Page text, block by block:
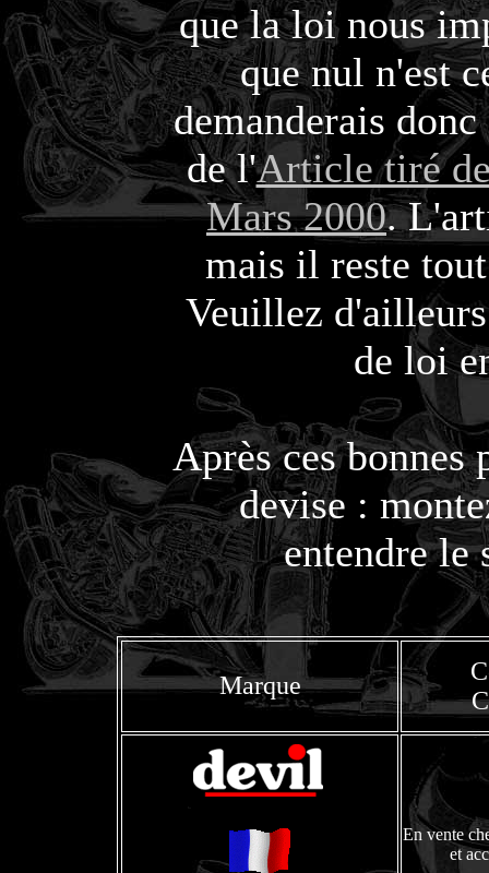
que la loi nous
que nul n'est
demanderais
de l'Article tiré
Mars 2000.
mais il reste
Veuillez
de loi
Après ces bonnes
devise :
entendre le
Marque
En vente
et